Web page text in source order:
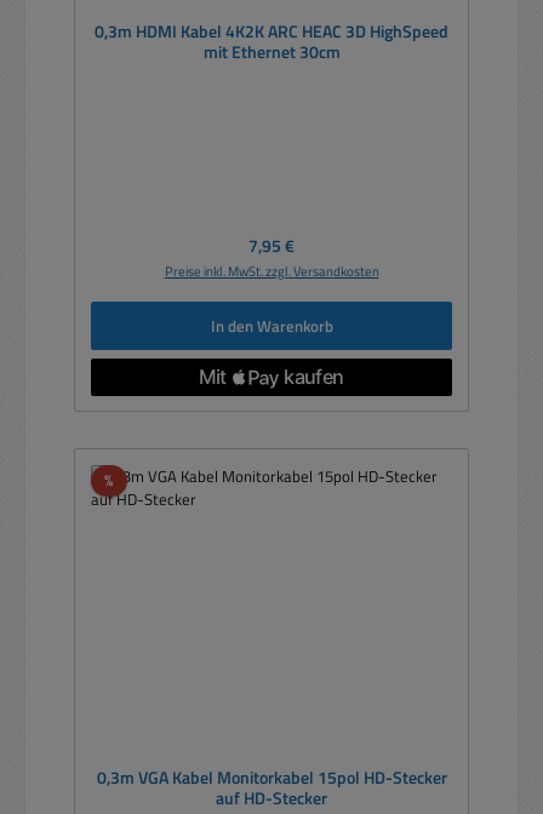
0,3m HDMI Kabel 4K2K ARC HEAC 3D HighSpeed
mit Ethernet 30cm
Regulärer Preis:
7,95 €
Preise inkl. MwSt. zzgl. Versandkosten
In den Warenkorb
%Rabatt
0,3m VGA Kabel Monitorkabel 15pol HD-Stecker
auf HD-Stecker